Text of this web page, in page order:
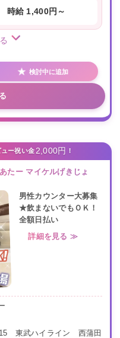
時給 1,400円～
検討中に追加
ー祝い金 2,000円 ！
たー マイケルげきじょ
男性カウンター大募集
★飲まないでもＯＫ！
全額日払い
詳細を見る ≫
東武ハイライン 西蒲田